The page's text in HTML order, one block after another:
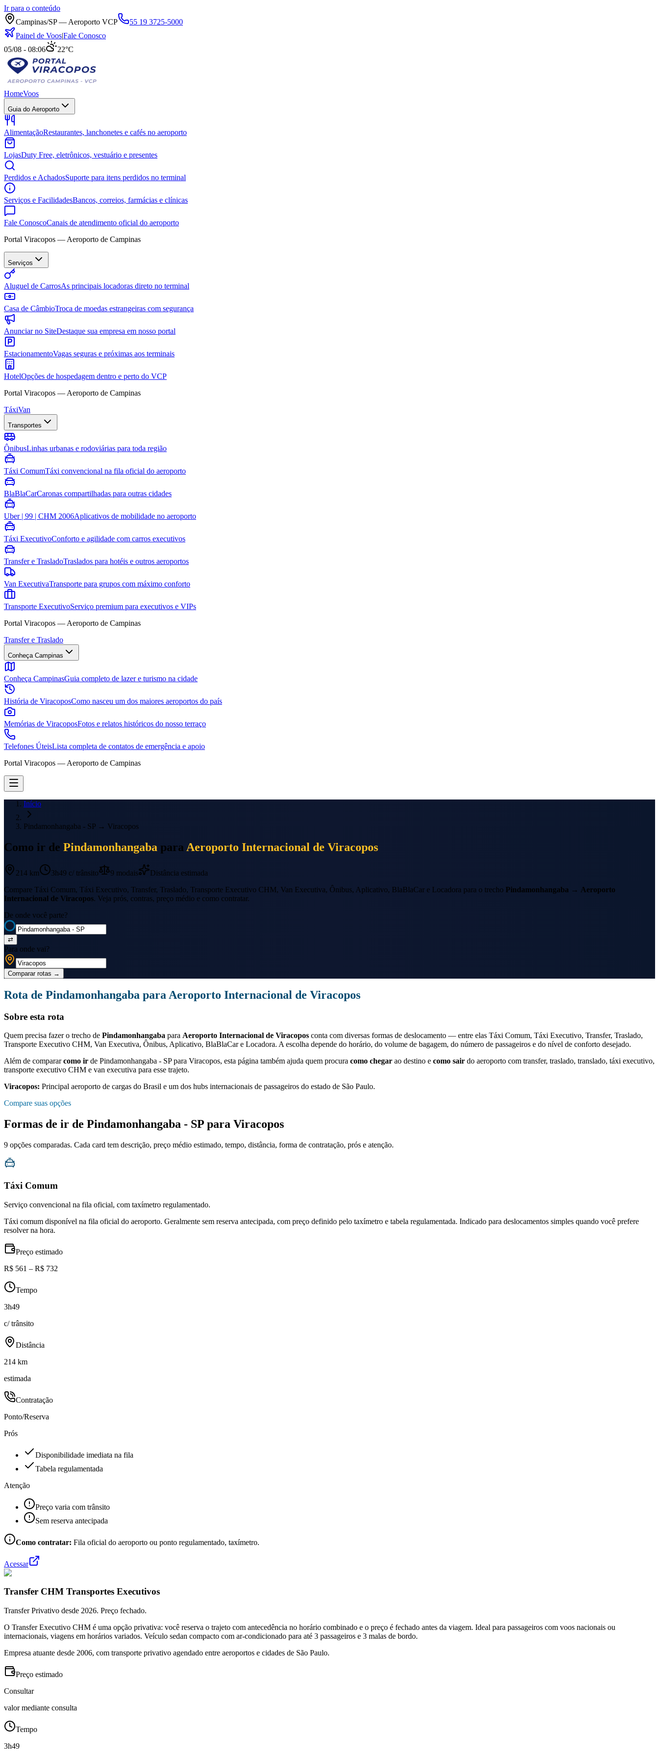
Ir para o conteúdo
Campinas/SP — Aeroporto VCP
55 19 3725-5000
Painel de Voos|Fale Conosco
05/08 - 08:06
22°C
HomeVoos
Guia do Aeroporto
AlimentaçãoRestaurantes, lanchonetes e cafés no aeroporto
LojasDuty Free, eletrônicos, vestuário e presentes
Perdidos e AchadosSuporte para itens perdidos no terminal
Serviços e FacilidadesBancos, correios, farmácias e clínicas
Fale ConoscoCanais de atendimento oficial do aeroporto
Portal Viracopos — Aeroporto de Campinas
Serviços
Aluguel de CarrosAs principais locadoras direto no terminal
Casa de CâmbioTroca de moedas estrangeiras com segurança
Anunciar no SiteDestaque sua empresa em nosso portal
EstacionamentoVagas seguras e próximas aos terminais
HotelOpções de hospedagem dentro e perto do VCP
Portal Viracopos — Aeroporto de Campinas
TáxiVan
Transportes
ÔnibusLinhas urbanas e rodoviárias para toda região
Táxi ComumTáxi convencional na fila oficial do aeroporto
BlaBlaCarCaronas compartilhadas para outras cidades
Uber | 99 | CHM 2006Aplicativos de mobilidade no aeroporto
Táxi ExecutivoConforto e agilidade com carros executivos
Transfer e TrasladoTraslados para hotéis e outros aeroportos
Van ExecutivaTransporte para grupos com máximo conforto
Transporte ExecutivoServiço premium para executivos e VIPs
Portal Viracopos — Aeroporto de Campinas
Transfer e Traslado
Conheça Campinas
Conheça CampinasGuia completo de lazer e turismo na cidade
História de ViracoposComo nasceu um dos maiores aeroportos do país
Memórias de ViracoposFotos e relatos históricos do nosso terraço
Telefones ÚteisLista completa de contatos de emergência e apoio
Portal Viracopos — Aeroporto de Campinas
Início
Pindamonhangaba - SP → Viracopos
Como ir de Pindamonhangaba para Aeroporto Internacional de Viracopos
214 km 3h49 c/ trânsito 9 modais
Distância estimada
Compare Táxi Comum, Táxi Executivo, Transfer, Traslado, Transporte Executivo CHM, Van Executiva, Ônibus, Aplicativo, BlaBlaCar e Locadora para o trecho Pindamonhangaba → Aeroporto
Internacional de Viracopos. Veja prós, contras, preço médio e como contratar.
De onde você parte?
⇄
Para onde vai?
Comparar rotas →
Rota de Pindamonhangaba para Aeroporto Internacional de Viracopos
Sobre esta rota
Quem precisa fazer o trecho de Pindamonhangaba para Aeroporto Internacional de Viracopos conta com diversas formas de deslocamento — entre elas Táxi Comum, Táxi Executivo, Transfer, Traslado,
Transporte Executivo CHM, Van Executiva, Ônibus, Aplicativo, BlaBlaCar e Locadora. A escolha depende do horário, do volume de bagagem, do número de passageiros e do nível de conforto desejado.
Além de compararcomo ir de Pindamonhangaba - SPpara Viracopos, esta página também ajuda quem procura como chegar ao destino e como sair do aeroporto com transfer, traslado, translado, táxi executivo,
transporte executivo CHM e van executiva para esse trajeto.
Viracopos: Principal aeroporto de cargas do Brasil e um dos hubs internacionais de passageiros do estado de São Paulo.
Compare suas opções
Formas de ir de Pindamonhangaba - SP para Viracopos
9 opções comparadas. Cada card tem descrição, preço médio estimado, tempo, distância, forma de contratação, prós e atenção.
Táxi Comum
Serviço convencional na fila oficial, com taxímetro regulamentado.
Táxi comum disponível na fila oficial do aeroporto. Geralmente sem reserva antecipada, com preço definido pelo taxímetro e tabela regulamentada. Indicado para deslocamentos simples quando você prefere
resolver na hora.
Preço estimado
R$ 561 – R$ 732
Tempo
3h49
c/ trânsito
Distância
214 km
estimada
Contratação
Ponto/Reserva
Prós
Disponibilidade imediata na fila
Tabela regulamentada
Atenção
Preço varia com trânsito
Sem reserva antecipada
Como contratar: Fila oficial do aeroporto ou ponto regulamentado, taxímetro.
Acessar
Transfer CHM Transportes Executivos
Transfer Privativo desde 2026. Preço fechado.
O Transfer Executivo CHM é uma opção privativa: você reserva o trajeto com antecedência no horário combinado e o preço é fechado antes da viagem. Ideal para passageiros com voos nacionais ou
internacionais, viagens em horários variados. Veículo sedan compacto com ar-condicionado para até 3 passageiros e 3 malas de bordo.
Empresa atuante desde 2006, com transporte privativo agendado entre aeroportos e cidades de São Paulo.
Preço estimado
Consultar
valor mediante consulta
Tempo
3h49